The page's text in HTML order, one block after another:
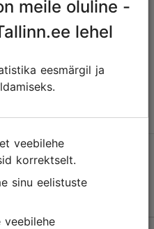
meile oluline -
lehel
eesmärgil ja
korrektselt.